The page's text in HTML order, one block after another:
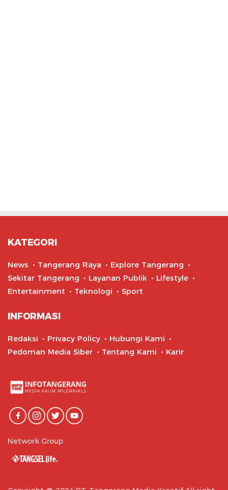
KATEGORI
News Tangerang Raya
Explore Tangerang
Sekitar Tangerang
Layanan Publik
Lifestyle
Entertainment
Teknologi Sport
INFORMASI
Redaksi Privacy Policy
Hubungi Kami
Pedoman Media Siber
Tentang Kami Karir
Network Group